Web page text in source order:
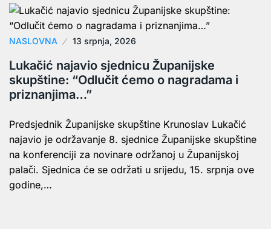
NASLOVNA 13 srpnja, 2026
Lukačić najavio sjednicu Županijske
skupštine: “Odlučit ćemo o nagradama i
priznanjima…”
Predsjednik Županijske skupštine Krunoslav Lukačić
najavio je održavanje 8. sjednice Županijske skupštine
na konferenciji za novinare održanoj u Županijskoj
palači. Sjednica će se održati u srijedu, 15. srpnja ove
godine,…